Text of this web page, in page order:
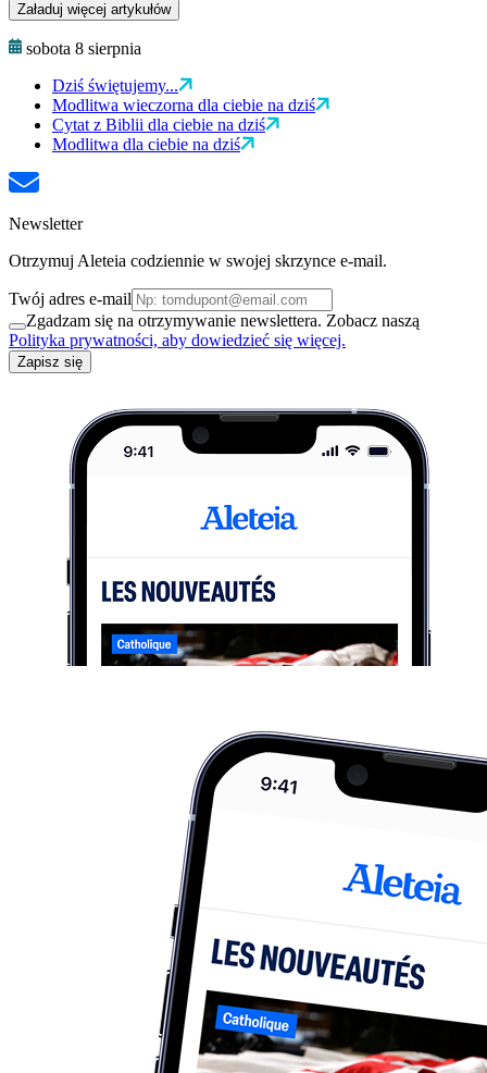
Załaduj więcej artykułów
sobota 8 sierpnia
Dziś świętujemy...
Modlitwa wieczorna dla ciebie na dziś
Cytat z Biblii dla ciebie na dziś
Modlitwa dla ciebie na dziś
Newsletter
Otrzymuj Aleteia codziennie w swojej skrzynce e-mail.
Twój adres e-mail
Zgadzam się na otrzymywanie newslettera. Zobacz naszą
Polityka prywatności, aby dowiedzieć się więcej.
Zapisz się